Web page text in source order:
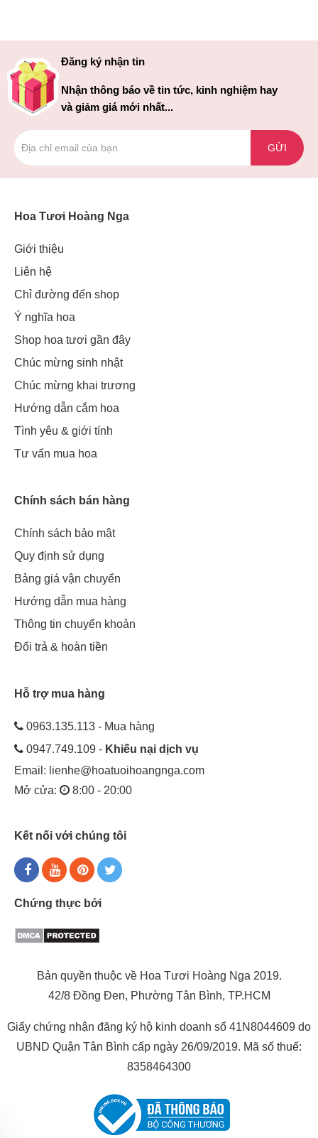
Đăng ký nhận tin
Nhận thông báo về tin tức, kinh nghiệm hay
và giảm giá mới nhất...
GỬI
Hoa Tươi Hoàng Nga
Giới thiệu
Liên hệ
Chỉ đường đến shop
Ý nghĩa hoa
Shop hoa tươi gần đây
Chúc mừng sinh nhật
Chúc mừng khai trương
Hướng dẫn cắm hoa
Tình yêu & giới tính
Tư vấn mua hoa
Chính sách bán hàng
Chính sách bảo mật
Quy định sử dụng
Bảng giá vận chuyển
Hướng dẫn mua hàng
Thông tin chuyển khoản
Đổi trả & hoàn tiền
Hỗ trợ mua hàng
0963.135.113 - Mua hàng
0947.749.109 - Khiếu nại dịch vụ
Email: lienhe@hoatuoihoangnga.com
Mở cửa:
8:00 - 20:00
Kết nối với chúng tôi
Chứng thực bởi
Bản quyền thuộc về Hoa Tươi Hoàng Nga 2019.
42/8 Đồng Đen, Phường Tân Bình, TP.HCM
Giấy chứng nhận đăng ký hộ kinh doanh số 41N8044609 do
UBND Quận Tân Bình cấp ngày 26/09/2019. Mã số thuế:
8358464300